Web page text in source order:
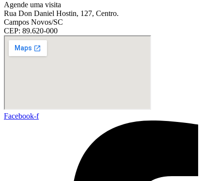
Agende uma visita
Rua Don Daniel Hostin, 127, Centro.
Campos Novos/SC
CEP: 89.620-000
Facebook-f